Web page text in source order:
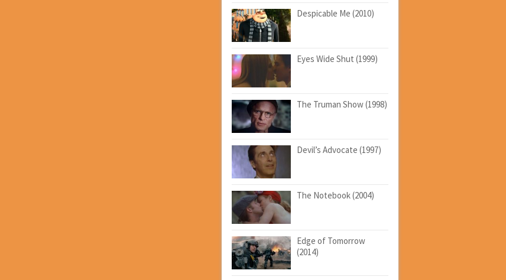
Despicable Me (2010)
Eyes Wide Shut (1999)
The Truman Show (1998)
Devil’s Advocate (1997)
The Notebook (2004)
Edge of Tomorrow
(2014)